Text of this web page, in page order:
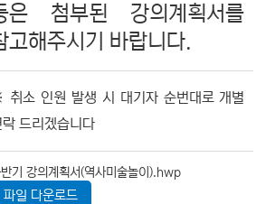
은 첨부된 강의계획서를
고해주시기 바랍니다.
취소 인원 발생 시 대기자 순번대로 개별
락 드리겠습니다
기 강의계획서(역사미술놀이).hwp
파일 다운로드